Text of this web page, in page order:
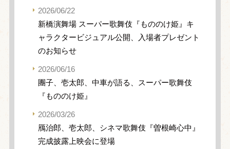
2026/06/22
新橋演舞場 スーパー歌舞伎『もののけ姫』キ
ャラクタービジュアル公開、入場者プレゼント
のお知らせ
2026/06/16
團子、壱太郎、中車が語る、スーパー歌舞伎
『もののけ姫』
2026/03/26
鴈治郎、壱太郎、シネマ歌舞伎『曽根崎心中』
完成披露上映会に登場